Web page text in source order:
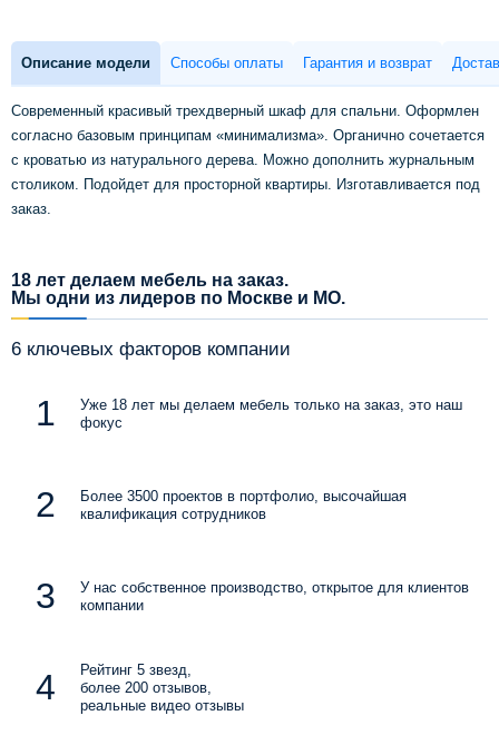
Описание модели Способы оплаты Гарантия и возврат
Современный красивый трехдверный шкаф для спальни. Оформлен
согласно базовым принципам «минимализма». Органично сочетается
с кроватью из натурального дерева. Можно дополнить журнальным
столиком. Подойдет для просторной квартиры. Изготавливается под
заказ.
18 лет делаем мебель на заказ.
Мы одни из лидеров по Москве и МО.
6 ключевых факторов компании
Уже 18 лет мы делаем мебель только на заказ, это наш
фокус
Более 3500 проектов в портфолио, высочайшая
квалификация сотрудников
У нас собственное производство, открытое для клиентов
компании
Рейтинг 5 звезд,
более 200 отзывов,
реальные видео отзывы